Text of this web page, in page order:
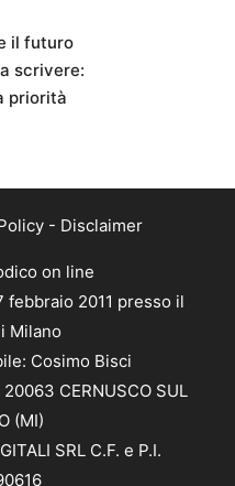
il futuro
scrivere:
priorità
- Disclaimer
on line
febbraio 2011 presso il
Milano
Cosimo Bisci
CERNUSCO SUL
(MI)
SRL C.F. e P.I.